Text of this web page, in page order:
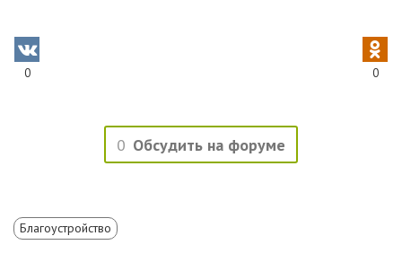
0 0
0 Обсудить на форуме
Благоустройство